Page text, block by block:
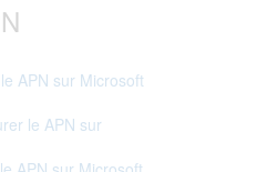
APN sur Microsoft
le APN sur